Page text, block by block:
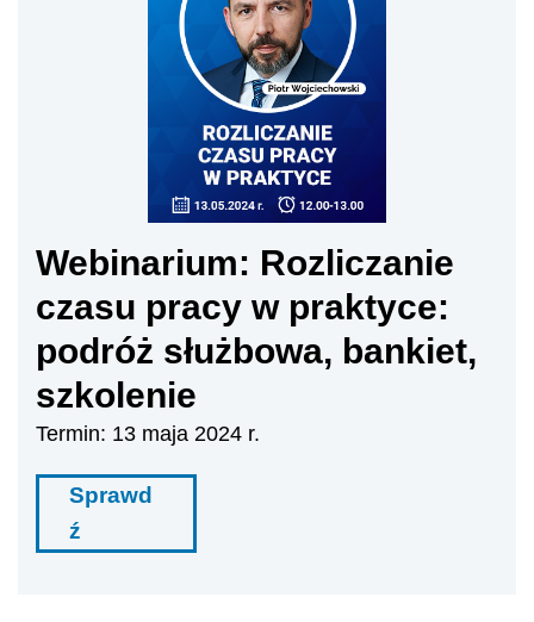
Webinarium: Rozliczanie
czasu pracy w praktyce:
podróż służbowa, bankiet,
szkolenie
Termin: 13 maja 2024 r.
Sprawd
ź